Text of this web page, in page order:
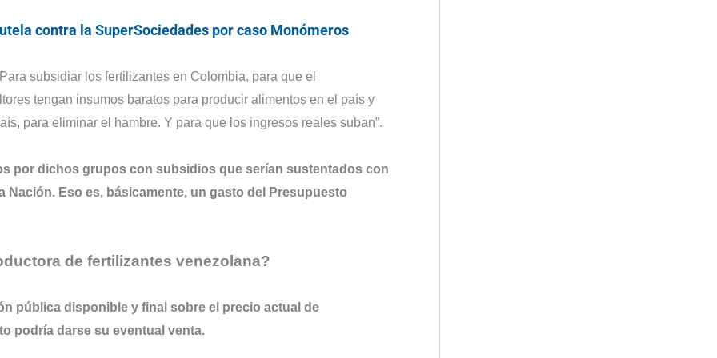
contra la SuperSociedades por caso Monómeros
subsidiar los fertilizantes en Colombia, para que el
tengan insumos baratos para producir alimentos en el país y
para eliminar el hambre. Y para que los ingresos reales suban”.
por dichos grupos con subsidios que serían sustentados con
Nación. Eso es, básicamente, un gasto del Presupuesto
de fertilizantes venezolana?
pública disponible y final sobre el precio actual de
podría darse su eventual venta.